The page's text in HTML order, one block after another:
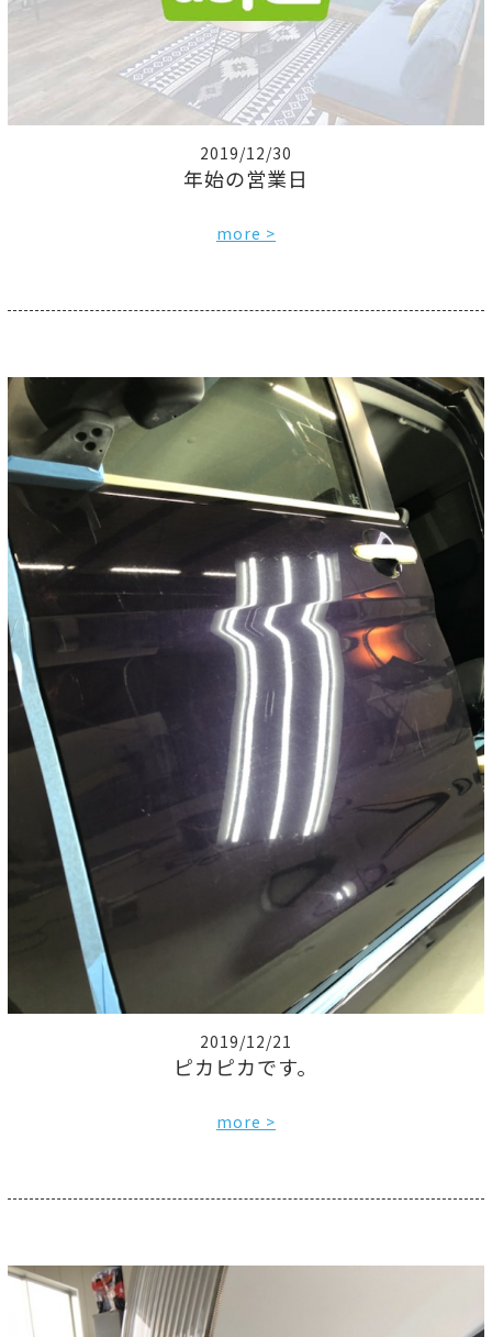
2019/12/30
年始の営業日
more >
2019/12/21
ピカピカです。
more >